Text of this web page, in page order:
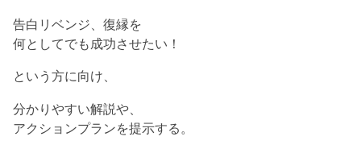
告白リベンジ、復縁を
何としてでも成功させたい！
という方に向け、
分かりやすい解説や、
アクションプランを提示する。